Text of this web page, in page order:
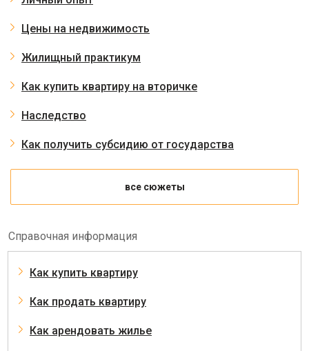
Цены на недвижимость
Жилищный практикум
Как купить квартиру на вторичке
Наследство
Как получить субсидию от государства
все сюжеты
Справочная информация
Как купить квартиру
Как продать квартиру
Как арендовать жилье